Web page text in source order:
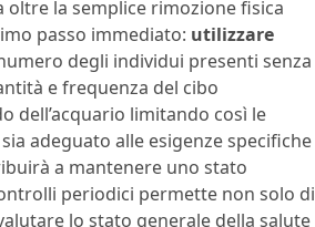
la semplice rimozione fisica
passo immediato: utilizzare
degli individui presenti senza
e frequenza del cibo
dell’acquario limitando così le
adeguato alle esigenze specifiche
a mantenere uno stato
periodici permette non solo di
lo stato generale della salute